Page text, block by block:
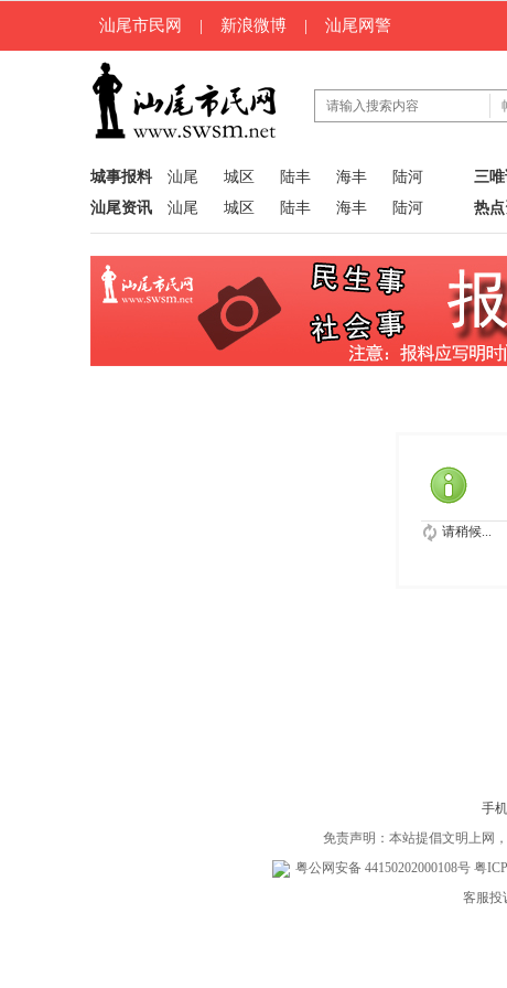
汕尾市民网 | 新浪微博 | 汕尾网警
城事报料 汕尾 城区 陆丰 海丰
陆河
汕尾资讯
汕尾 城区 陆丰 海丰 陆河
三
热
请稍候...
手
免责声明：本站提倡文明上网
粤公网安备 44150202000108号 粤
客服投